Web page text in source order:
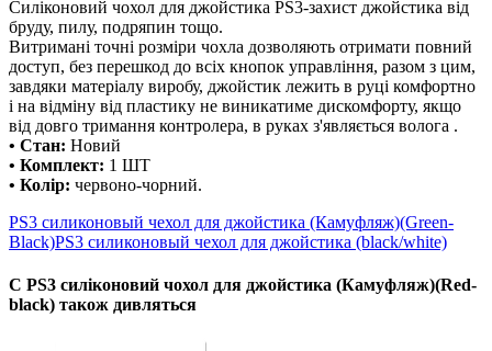
Силіконовий чохол для джойстика PS3-захист джойстика від
бруду, пилу, подряпин тощо.
Витримані точні розміри чохла дозволяють отримати повний
доступ, без перешкод до всіх кнопок управління, разом з цим,
завдяки матеріалу виробу, джойстик лежить в руці комфортно
і на відміну від пластику не виникатиме дискомфорту, якщо
від довго тримання контролера, в руках з'являється волога .
• Стан: Новий
• Комплект: 1 ШТ
• Колір: червоно-чорний.
PS3 силиконовый чехол для джойстика (Камуфляж)(Green-
Black)PS3 силиконовый чехол для джойстика (black/white)
С PS3 силіконовий чохол для джойстика (Камуфляж)(Red-
black) також дивляться